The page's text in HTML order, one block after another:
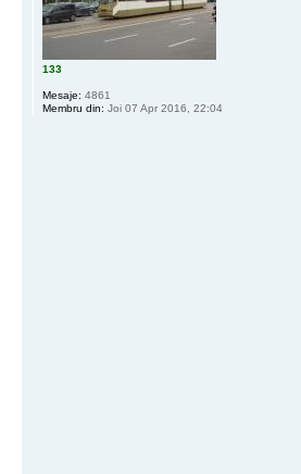
133
Mesaje: 4861
Membru din: Joi 07 Apr 2016, 22:04